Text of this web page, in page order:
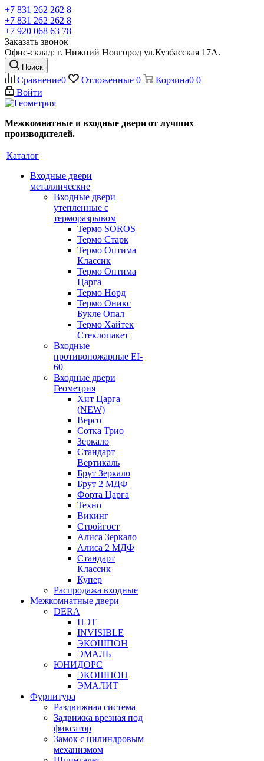
+7 831 262 262 8
+7 831 262 262 8
+7 920 068 63 78
Заказать звонок
Офис-склад: г. Нижний Новгород ул.Кузбасская 17А.
Поиск
Сравнение0 Отложенные 0 Корзина0 0
Войти
Межкомнатные и входные двери от лучших
производителей.
Каталог
Входные двери
металлические
Входные двери
утепленные с
терморазрывом
Термо SOROS
Термо Старк
Термо Оптима
Классик
Термо Оптима
Царга
Термо Норд
Термо Оникс
Букле Опал
Термо Хайтек
Стеклопакет
Входные
противопожарные EI-
60
Входные двери
Геометрия
Хит Царга
(NEW)
Версо
Сотка Трио
Зеркало
Стандарт
Вертикаль
Брут Зеркало
Брут 2 МДФ
Форта Царга
Техно
Викинг
Стройгост
Алиса Зеркало
Алиса 2 МДФ
Стандарт
Классик
Купер
Распродажа входные
Межкомнатные двери
DERA
ПЭТ
INVISIBLE
ЭКОШПОН
ЭМАЛЬ
ЮНИДОРС
ЭКОШПОН
ЭМАЛИТ
Фурнитура
Раздвижная система
Задвижка врезная под
фиксатор
Замок с цилиндровым
механизмом